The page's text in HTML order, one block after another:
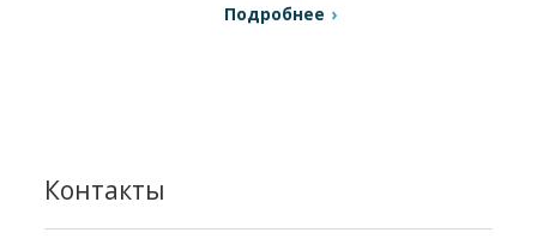
Подробнее
Контакты